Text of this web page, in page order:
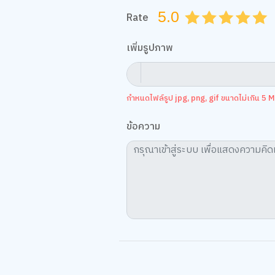
Rate 5.0 4.5
4.0
3.5
3.0
2.5
2.0
1.5
1.0
0.5
เพิ่มรูปภาพ
กำหนดไฟล์รูป jpg, png, gif ขนาดไม่เกิน 5
ข้อความ